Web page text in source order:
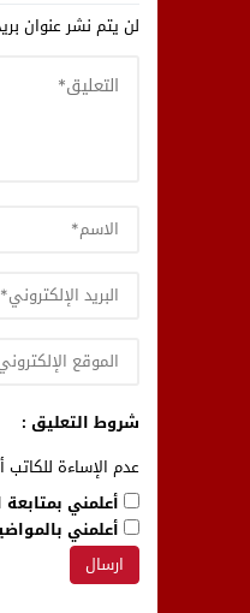
لن يتم نشر عنوان
شروط التعليق :
عدم الإساءة
أعلمني
أعلمني